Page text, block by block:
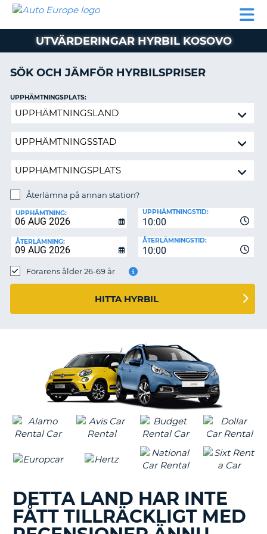
HYRBIL
HYRA
PARTNER
AUTO
EUROPE
HYRBIL
HYRA
HUSBIL
MIN
MEDLEMSINFORMATION
ADMINISTRERA
BOKNING
SVERIGE
UTVÄRDERINGAR HYRBIL KOSOVO
SÖK OCH JÄMFÖR HYRBILSPRISER
Återlämna
annan
UPPHÄMTNINGSPLATS:
Återlämna på annan station?
UPPHÄMTNING:
10:00
UPPHÄMTNINGSTID:
ÅTERLÄMNING:
10:00
ÅTERLÄMNINGSTID:
Förarens ålder 26-69 år
HITTA HYRBIL
DETTA LAND HAR INTE
FÅTT TILLRÄCKLIGT MED